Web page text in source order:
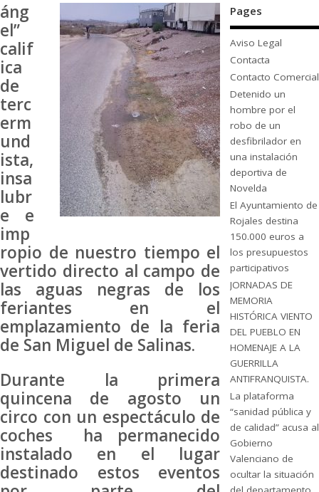
áng
el”
calif
ica
de
terc
erm
und
ista,
insa
lubr
e e
imp
ropio de nuestro tiempo el
vertido directo al campo de
las aguas negras de los
feriantes en el
emplazamiento de la feria
de San Miguel de Salinas.
Durante la primera
quincena de agosto un
circo con un espectáculo de
coches ha permanecido
instalado en el lugar
destinado estos eventos
Pages
Aviso Legal
Contacta
Contacto Comercial
Detenido un
hombre por el
robo de un
desfibrilador en
una instalación
deportiva de
Novelda
El Ayuntamiento de
Rojales destina
150.000 euros a
los presupuestos
participativos
JORNADAS DE
MEMORIA
HISTÓRICA VIENTO
DEL PUEBLO EN
HOMENAJE A LA
GUERRILLA
ANTIFRANQUISTA.
La plataforma
“sanidad pública y
de calidad” acusa al
Gobierno
Valenciano de
ocultar la situación